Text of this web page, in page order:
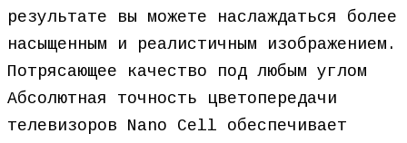
результате вы можете наслаждаться более
насыщенным и реалистичным изображением.
Потрясающее качество под любым углом
Абсолютная точность цветопередачи
телевизоров Nano Cell обеспечивает